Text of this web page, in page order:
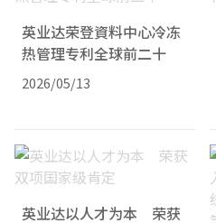
英业达荣登資料中心冷冻
热管理专利全球前二十
2026/05/13
英业达以人才为本 荣获